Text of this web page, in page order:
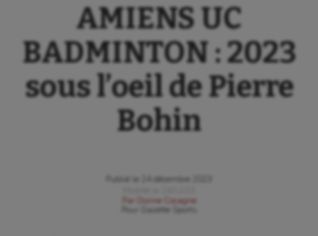
AMIENS UC
BADMINTON : 2023
sous l’oeil de Pierre
Bohin
Publié le
24 décembre 2023
Par
Dorine Cocagne
Gazette Sports